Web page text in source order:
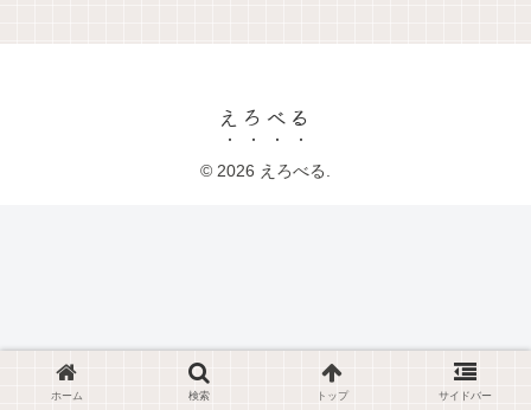
えろべる
© 2026 えろべる.
ホーム 検索 トップ サイドバー